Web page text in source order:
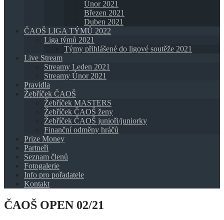
Únor 2021
Březen 2021
Duben 2021
ČAOŠ LIGA TÝMŮ 2022
Liga týmů 2021
Týmy přihlášené do ligové soutěže 2021
Live Stream
Streamy Leden 2021
Streamy Únor 2021
Pravidla
Žebříček ČAOŠ
Žebříček MASTERS
Žebříček ČAOŠ ženy
Žebříček ČAOŠ junioři/juniorky
Finanční odměny hráčů
Prize Money
Partneři
Seznam členů
Fotogalerie
Info pro pořadatele
Kontakt
ČAOŠ OPEN 02/21